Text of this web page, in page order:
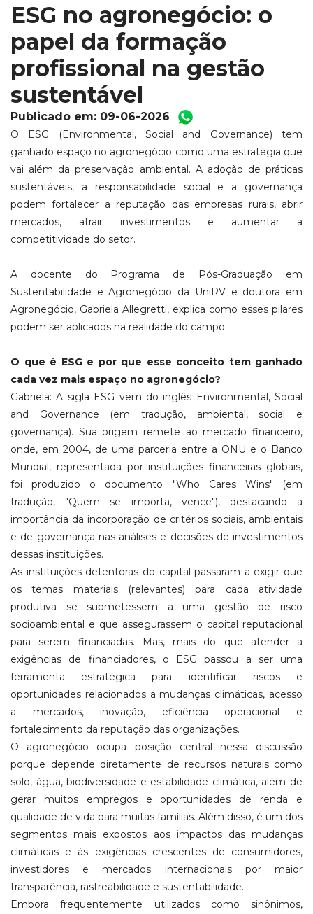
ESG no agronegócio: o
papel da formação
profissional na gestão
sustentável
Publicado em: 09-06-2026
O ESG (Environmental, Social and Governance) tem
ganhado espaço no agronegócio como uma estratégia que
vai além da preservação ambiental. A adoção de práticas
sustentáveis, a responsabilidade social e a governança
podem fortalecer a reputação das empresas rurais, abrir
mercados, atrair investimentos e aumentar a
competitividade do setor.
A docente do Programa de Pós-Graduação em
Sustentabilidade e Agronegócio da UniRV e doutora em
Agronegócio, Gabriela Allegretti, explica como esses pilares
podem ser aplicados na realidade do campo.
O que é ESG e por que esse conceito tem ganhado
cada vez mais espaço no agronegócio?
Gabriela: A sigla ESG vem do inglês Environmental, Social
and Governance (em tradução, ambiental, social e
governança). Sua origem remete ao mercado financeiro,
onde, em 2004, de uma parceria entre a ONU e o Banco
Mundial, representada por instituições financeiras globais,
foi produzido o documento "Who Cares Wins" (em
tradução, "Quem se importa, vence"), destacando a
importância da incorporação de critérios sociais, ambientais
e de governança nas análises e decisões de investimentos
dessas instituições.
As instituições detentoras do capital passaram a exigir que
os temas materiais (relevantes) para cada atividade
produtiva se submetessem a uma gestão de risco
socioambiental e que assegurassem o capital reputacional
para serem financiadas. Mas, mais do que atender a
exigências de financiadores, o ESG passou a ser uma
ferramenta estratégica para identificar riscos e
oportunidades relacionados a mudanças climáticas, acesso
a mercados, inovação, eficiência operacional e
fortalecimento da reputação das organizações.
O agronegócio ocupa posição central nessa discussão
porque depende diretamente de recursos naturais como
solo, água, biodiversidade e estabilidade climática, além de
gerar muitos empregos e oportunidades de renda e
qualidade de vida para muitas famílias. Além disso, é um dos
segmentos mais expostos aos impactos das mudanças
climáticas e às exigências crescentes de consumidores,
investidores e mercados internacionais por maior
transparência, rastreabilidade e sustentabilidade.
Embora frequentemente utilizados como sinônimos,